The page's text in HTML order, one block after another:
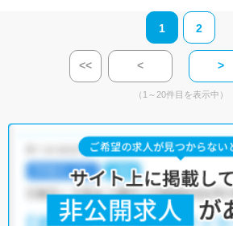
1 2
<< < >
（1～20件目を表示中）